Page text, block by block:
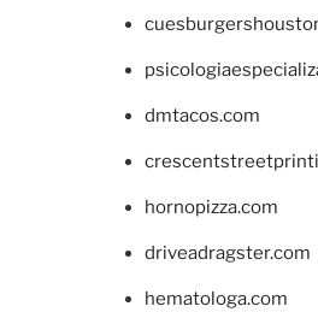
dmtacos.com
hornopizza.com
driveadragster.com
hematologa.com